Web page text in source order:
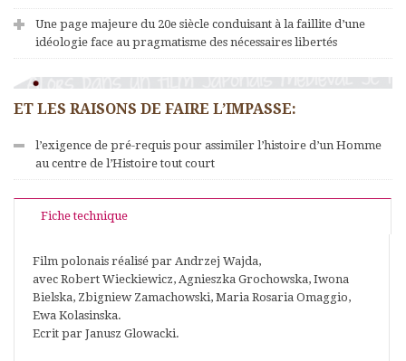
Une page majeure du 20e siècle conduisant à la faillite d’une
idéologie face au pragmatisme des nécessaires libertés
ET LES RAISONS DE FAIRE L’IMPASSE:
l’exigence de pré-requis pour assimiler l’histoire d’un Homme
au centre de l’Histoire tout court
Fiche technique
Film polonais réalisé par Andrzej Wajda,
avec Robert Wieckiewicz, Agnieszka Grochowska, Iwona
Bielska, Zbigniew Zamachowski, Maria Rosaria Omaggio,
Ewa Kolasinska.
Ecrit par Janusz Glowacki.